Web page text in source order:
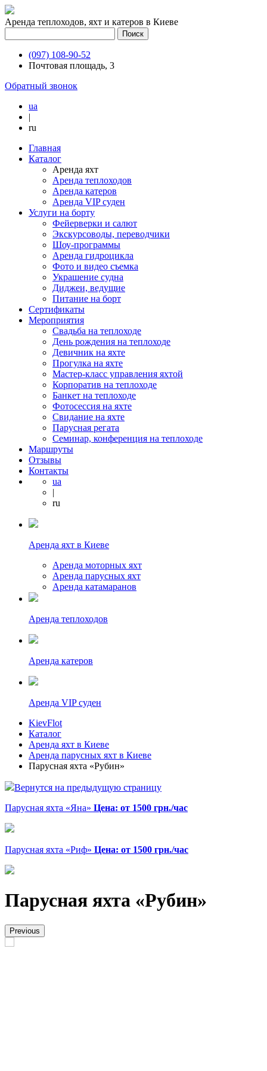
Аренда теплоходов, яхт и катеров в Киеве
(097) 108-90-52
Почтовая площадь, 3
Обратный звонок
ua
|
ru
Главная
Каталог
Аренда яхт
Аренда теплоходов
Аренда катеров
Аренда VIP суден
Услуги на борту
Фейерверки и салют
Экскурсоводы, переводчики
Шоу-программы
Аренда гидроцикла
Фото и видео съемка
Украшение судна
Диджеи, ведущие
Питание на борт
Сертификаты
Мероприятия
Свадьба на теплоходе
День рождения на теплоходе
Девичник на яхте
Прогулка на яхте
Мастер-класс управления яхтой
Корпоратив на теплоходе
Банкет на теплоходе
Фотосессия на яхте
Свидание на яхте
Парусная регата
Семинар, конференция на теплоходе
Маршруты
Отзывы
Контакты
ua
|
ru
Аренда яхт в Киеве
Аренда моторных яхт
Аренда парусных яхт
Аренда катамаранов
Аренда теплоходов
Аренда катеров
Аренда VIP суден
KievFlot
Каталог
Аренда яхт в Киеве
Аренда парусных яхт в Киеве
Парусная яхта «Рубин»
Вернутся на предыдущую страницу
Парусная яхта «Яна» Цена: от 1500 грн./час
Парусная яхта «Риф» Цена: от 1500 грн./час
Парусная яхта «Рубин»
Previous